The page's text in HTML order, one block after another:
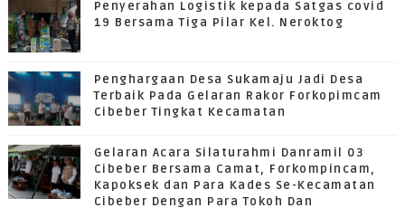
Penyerahan Logistik kepada Satgas covid
19 Bersama Tiga Pilar Kel. Neroktog
Penghargaan Desa Sukamaju Jadi Desa
Terbaik Pada Gelaran Rakor Forkopimcam
Cibeber Tingkat Kecamatan
Gelaran Acara Silaturahmi Danramil 03
Cibeber Bersama Camat, Forkompincam,
Kapoksek dan Para Kades Se-Kecamatan
Cibeber Dengan Para Tokoh Dan